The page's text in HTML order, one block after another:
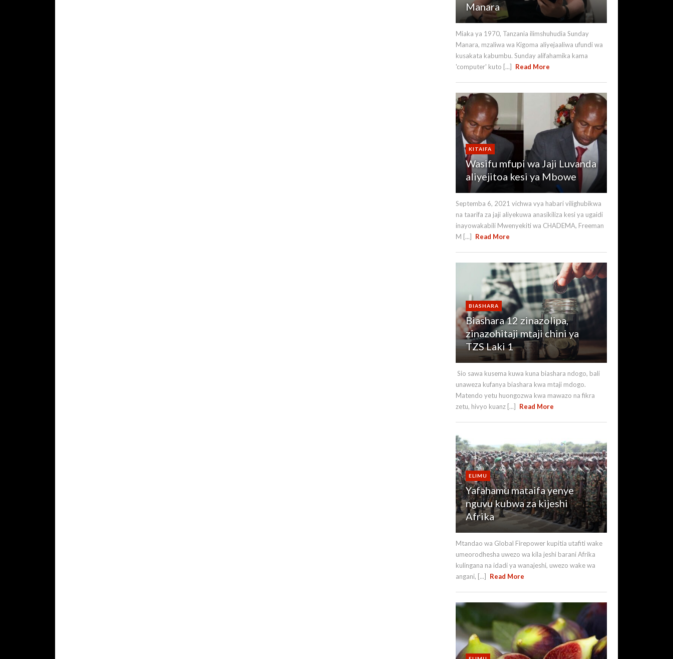
Manara
Miaka ya 1970, Tanzania ilimshuhudia Sunday
Manara, mzaliwa wa Kigoma aliyejaaliwa ufundi wa
kusakata kabumbu. Sunday alifahamika kama
'computer' kuto [...]
Read More
KITAIFA
Wasifu mfupi wa Jaji Luvanda
aliyejitoa kesi ya Mbowe
Septemba 6, 2021 vichwa vya habari vilighubikwa
na taarifa za jaji aliyekuwa anasikiliza kesi ya ugaidi
inayowakabili Mwenyekiti wa CHADEMA, Freeman
M [...]
Read More
BIASHARA
Biashara 12 zinazolipa,
zinazohitaji mtaji chini ya
TZS Laki 1
Sio sawa kusema kuwa kuna biashara ndogo, bali
unaweza kufanya biashara kwa mtaji mdogo.
Matendo yetu huongozwa kwa mawazo na fikra
zetu, hivyo kuanz [...]
Read More
ELIMU
Yafahamu mataifa yenye
nguvu kubwa za kijeshi
Afrika
Mtandao wa Global Firepower kupitia utafiti wake
umeorodhesha uwezo wa kila jeshi barani Afrika
kulingana na idadi ya wanajeshi, uwezo wake wa
angani, [...]
Read More